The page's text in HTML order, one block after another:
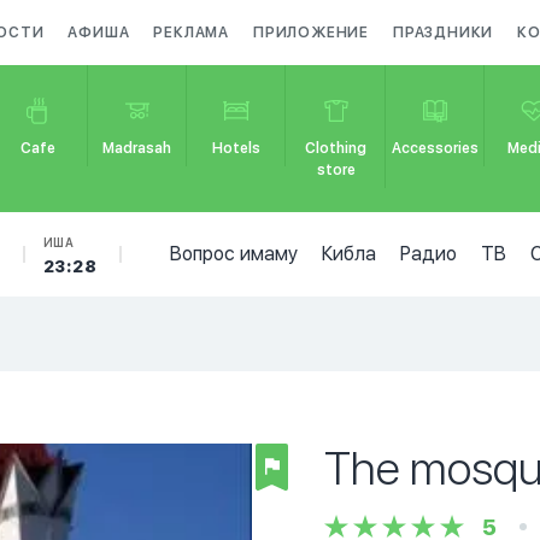
АФИША РЕКЛАМА ПРИЛОЖЕНИЕ ПРАЗДНИКИ
Cafe Madrasah Hotels
Clothing
store
Accessories
ИША
23:28
Вопрос имаму Кибла Радио ТВ
The
5